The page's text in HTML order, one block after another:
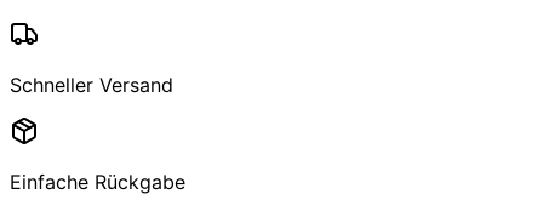
Schneller Versand
Einfache Rückgabe